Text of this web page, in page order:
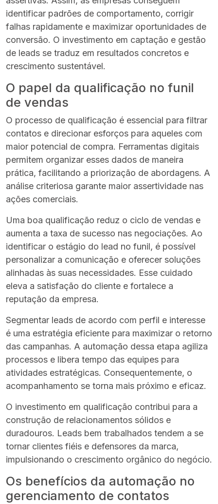
identificar padrões de comportamento, corrigir
falhas rapidamente e maximizar oportunidades de
conversão. O investimento em captação e gestão
de leads se traduz em resultados concretos e
crescimento sustentável.
O papel da qualificação no funil
de vendas
O processo de qualificação é essencial para filtrar
contatos e direcionar esforços para aqueles com
maior potencial de compra. Ferramentas digitais
permitem organizar esses dados de maneira
prática, facilitando a priorização de abordagens. A
análise criteriosa garante maior assertividade nas
ações comerciais.
Uma boa qualificação reduz o ciclo de vendas e
aumenta a taxa de sucesso nas negociações. Ao
identificar o estágio do lead no funil, é possível
personalizar a comunicação e oferecer soluções
alinhadas às suas necessidades. Esse cuidado
eleva a satisfação do cliente e fortalece a
reputação da empresa.
Segmentar leads de acordo com perfil e interesse
é uma estratégia eficiente para maximizar o retorno
das campanhas. A automação dessa etapa agiliza
processos e libera tempo das equipes para
atividades estratégicas. Consequentemente, o
acompanhamento se torna mais próximo e eficaz.
O investimento em qualificação contribui para a
construção de relacionamentos sólidos e
duradouros. Leads bem trabalhados tendem a se
tornar clientes fiéis e defensores da marca,
impulsionando o crescimento orgânico do negócio.
Os benefícios da automação no
gerenciamento de contatos